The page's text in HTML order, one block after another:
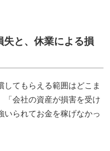
と、休業による損
してもらえる範囲はどこま
「会社の資産が損害を受け
いられてお金を稼げなかっ